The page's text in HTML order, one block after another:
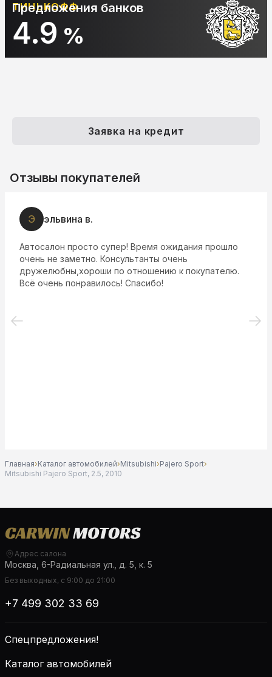
АЛЬФА-БАНК
10.9%
Предложения банков
Заявка на кредит
Отзывы покупателей
Э эльвина в.
Автосалон просто супер! Время ожидания прошло
очень не заметно. Консультанты очень
дружелюбны,хороши по отношению к покупателю.
Всё очень понравилось! Спасибо!
Главная›Каталог автомобилей›Mitsubishi›Pajero Sport›
Mitsubishi Pajero Sport, 2.5, 2010
Адрес салона
Москва, 6-Радиальная ул., д. 5, к. 5
Без выходных, с 9:00 до 21:00
+7 499 302 33 69
Спецпредложения!
Каталог автомобилей